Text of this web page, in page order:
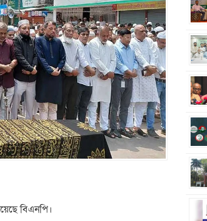
বিএনপি।